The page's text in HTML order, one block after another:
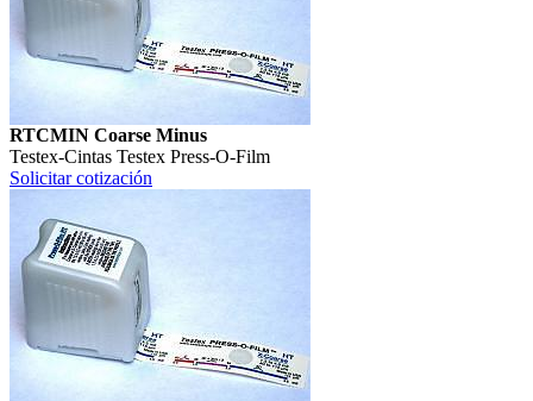
RTCMIN Coarse Minus
Testex-Cintas Testex Press-O-Film
Solicitar cotización